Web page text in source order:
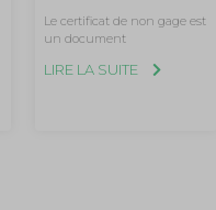
Le certificat de non gage est
un document
LIRE LA SUITE